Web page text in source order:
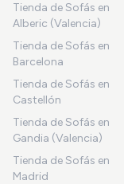
Tienda de Sofás en
Alberic (Valencia)
Tienda de Sofás en
Barcelona
Tienda de Sofás en
Castellón
Tienda de Sofás en
Gandia (Valencia)
Tienda de Sofás en
Madrid